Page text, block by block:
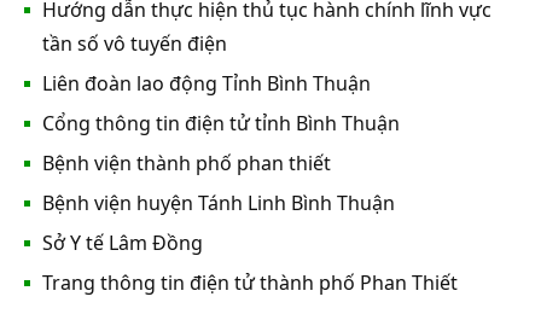
Thư mời báo giá về việc In bìa hồ sơ bệnh án, Sổ
y bạ năm 2026
Thư mời báo giá về việc cung cấp dịch vụ “Bảo
hiểm cháy, nổ bắt buộc năm 2026"
Thư mời báo giá về việc cung cấp hàng hóa
“Bóng đèn đo quang phổ máy xét nghiệm sinh
hóa Erba XL-200 (LAMP-ASSY)
Hướng dẫn thực hiện thủ tục hành chính lĩnh vực
tần số vô tuyến điện
Liên đoàn lao động Tỉnh Bình Thuận
Cổng thông tin điện tử tỉnh Bình Thuận
Bệnh viện thành phố phan thiết
Bệnh viện huyện Tánh Linh Bình Thuận
Sở Y tế Lâm Đồng
Trang thông tin điện tử thành phố Phan Thiết